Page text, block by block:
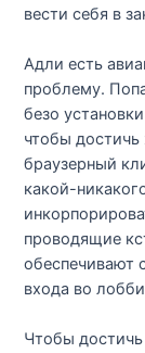
вести себя в
Адли есть
проблему.
безо
чтобы достичь
браузерный
какой-
проводящие
обеспечивают
входа во
Чтобы